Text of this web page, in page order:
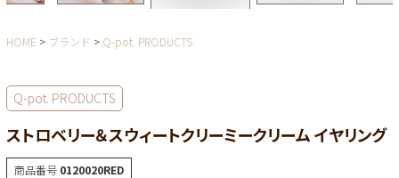
HOME ブランド Q-pot. PRODUCTS
Q-pot. PRODUCTS
ストロベリー＆スウィートクリーミークリーム イヤリング
商品番号 0120020RED